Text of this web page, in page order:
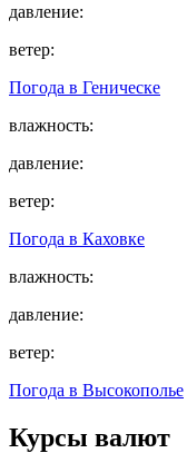
давление:
ветер:
Погода в Геническе
влажность:
давление:
ветер:
Погода в Каховке
влажность:
давление:
ветер:
Погода в Высокополье
Курсы валют